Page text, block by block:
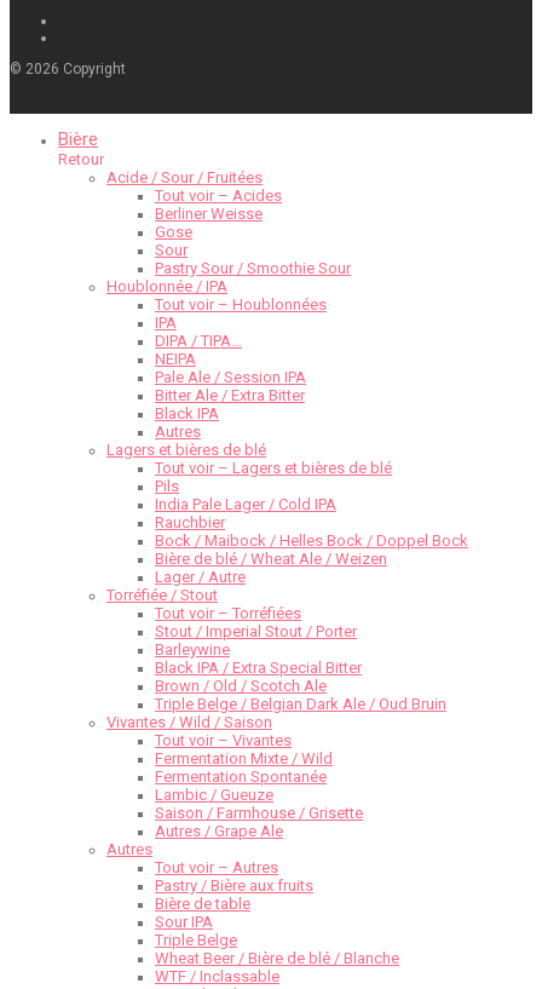
© 2026 Copyright
Bière
Retour
Acide / Sour / Fruitées
Tout voir – Acides
Berliner Weisse
Gose
Sour
Pastry Sour / Smoothie Sour
Houblonnée / IPA
Tout voir – Houblonnées
IPA
DIPA / TIPA…
NEIPA
Pale Ale / Session IPA
Bitter Ale / Extra Bitter
Black IPA
Autres
Lagers et bières de blé
Tout voir – Lagers et bières de blé
Pils
India Pale Lager / Cold IPA
Rauchbier
Bock / Maibock / Helles Bock / Doppel Bock
Bière de blé / Wheat Ale / Weizen
Lager / Autre
Torréfiée / Stout
Tout voir – Torréfiées
Stout / Imperial Stout / Porter
Barleywine
Black IPA / Extra Special Bitter
Brown / Old / Scotch Ale
Triple Belge / Belgian Dark Ale / Oud Bruin
Vivantes / Wild / Saison
Tout voir – Vivantes
Fermentation Mixte / Wild
Fermentation Spontanée
Lambic / Gueuze
Saison / Farmhouse / Grisette
Autres / Grape Ale
Autres
Tout voir – Autres
Pastry / Bière aux fruits
Bière de table
Sour IPA
Triple Belge
Wheat Beer / Bière de blé / Blanche
WTF / Inclassable